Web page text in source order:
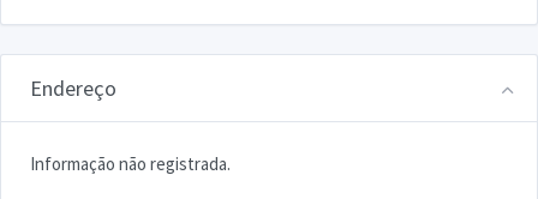
Endereço
Informação não registrada.